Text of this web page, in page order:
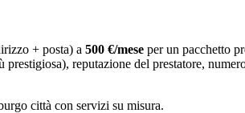
+ posta) a 500 €/mese per un pacchetto
reputazione del prestatore,
città con servizi su misura.